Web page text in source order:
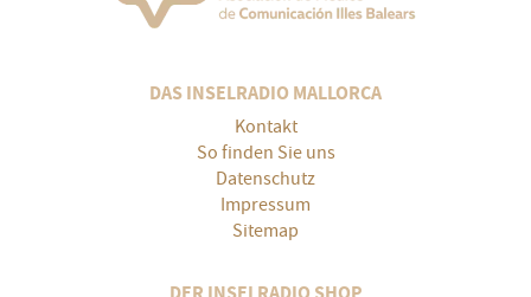
DAS INSELRADIO MALLORCA
Kontakt
So finden Sie uns
Datenschutz
Impressum
Sitemap